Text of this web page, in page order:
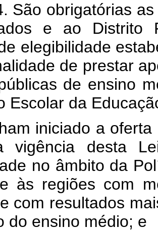
São obrigatórias
e ao Distrito
elegibilidade
de prestar
de ensino
Escolar da
iniciado a
vigência desta
no âmbito da
às regiões com
com resultados
do ensino médio; e